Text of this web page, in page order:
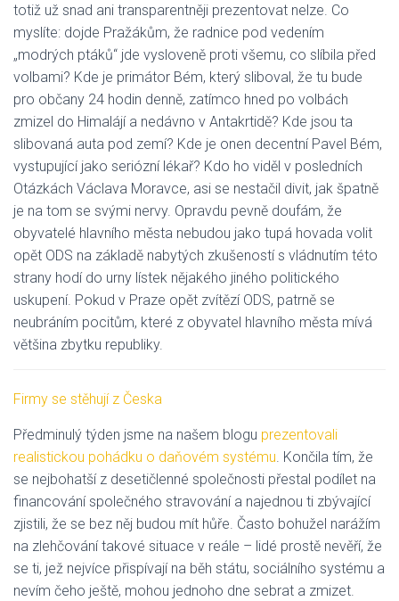
totiž už snad ani transparentněji prezentovat nelze. Co
myslíte: dojde Pražákům, že radnice pod vedením
„modrých ptáků“ jde vysloveně proti všemu, co slíbila před
volbami? Kde je primátor Bém, který sliboval, že tu bude
pro občany 24 hodin denně, zatímco hned po volbách
zmizel do Himalájí a nedávno v Antakrtidě? Kde jsou ta
slibovaná auta pod zemí? Kde je onen decentní Pavel Bém,
vystupující jako seriózní lékař? Kdo ho viděl v posledních
Otázkách Václava Moravce, asi se nestačil divit, jak špatně
je na tom se svými nervy. Opravdu pevně doufám, že
obyvatelé hlavního města nebudou jako tupá hovada volit
opět ODS na základě nabytých zkušeností s vládnutím této
strany hodí do urny lístek nějakého jiného politického
uskupení. Pokud v Praze opět zvítězí ODS, patrně se
neubráním pocitům, které z obyvatel hlavního města mívá
většina zbytku republiky.
Firmy se stěhují z Česka
Předminulý týden jsme na našem blogu prezentovali
realistickou pohádku o daňovém systému . Končila tím, že
se nejbohatší z desetičlenné společnosti přestal podílet na
financování společného stravování a najednou ti zbývající
zjistili, že se bez něj budou mít hůře. Často bohužel narážím
na zlehčování takové situace v reále – lidé prostě nevěří, že
se ti, jež nejvíce přispívají na běh státu, sociálního systému a
nevím čeho ještě, mohou jednoho dne sebrat a zmizet.